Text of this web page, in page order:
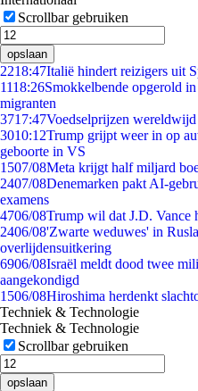
Scrollbar gebruiken
opslaan
2218:47Italië hindert reizigers uit
1118:26Smokkelbende opgerold
migranten
3717:47Voedselprijzen
3010:12Trump grijpt weer in op
geboorte in VS
1507/08Meta krijgt half miljard
2407/08Denemarken pakt AI-
examens
4706/08Trump wil dat J.D. Vance
2406/08'Zwarte weduwes' in
overlijdensuitkering
6906/08Israël meldt dood twee
aangekondigd
1506/08Hiroshima herdenkt
Techniek & Technologie
Techniek & Technologie
Scrollbar gebruiken
opslaan